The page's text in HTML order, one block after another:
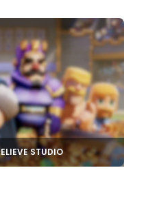
STUDIO